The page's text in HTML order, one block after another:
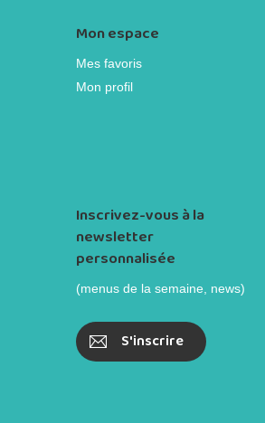
Mon espace
Mes favoris
Mon profil
Inscrivez-vous à la
newsletter
personnalisée
(menus de la semaine, news)
S'inscrire